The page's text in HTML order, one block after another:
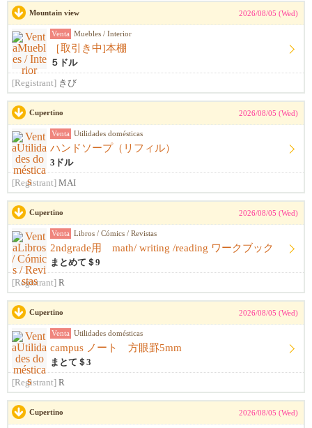
Mountain view 2026/08/05 (Wed)
Venta Muebles / Interior
［取引き中]本棚
５ドル
[Registrant] きび
Cupertino 2026/08/05 (Wed)
Venta Utilidades domésticas
ハンドソープ（リフィル）
3ドル
[Registrant] MAI
Cupertino 2026/08/05 (Wed)
Venta Libros / Cómics / Revistas
2ndgrade用 math/ writing /reading ワークブック
まとめて＄9
[Registrant] R
Cupertino 2026/08/05 (Wed)
Venta Utilidades domésticas
campus ノート 方眼罫5mm
まとて＄3
[Registrant] R
Cupertino 2026/08/05 (Wed)